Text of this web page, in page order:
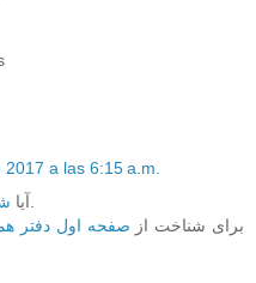
a las 6:15 a.m.
آیارا می شناسید.
برای شناخت از صفحه اول دفتر